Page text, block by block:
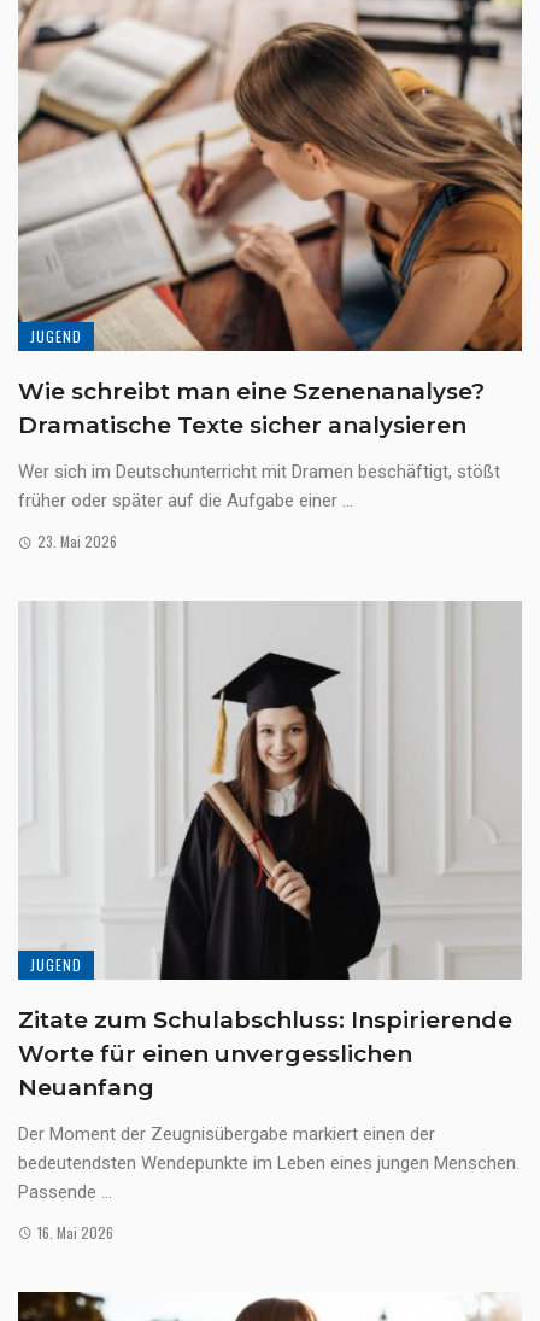
JUGEND
Wie schreibt man eine Szenenanalyse?
Dramatische Texte sicher analysieren
Wer sich im Deutschunterricht mit Dramen beschäftigt, stößt
früher oder später auf die Aufgabe einer ...
23. Mai 2026
JUGEND
Zitate zum Schulabschluss: Inspirierende
Worte für einen unvergesslichen
Neuanfang
Der Moment der Zeugnisübergabe markiert einen der
bedeutendsten Wendepunkte im Leben eines jungen Menschen.
Passende ...
16. Mai 2026